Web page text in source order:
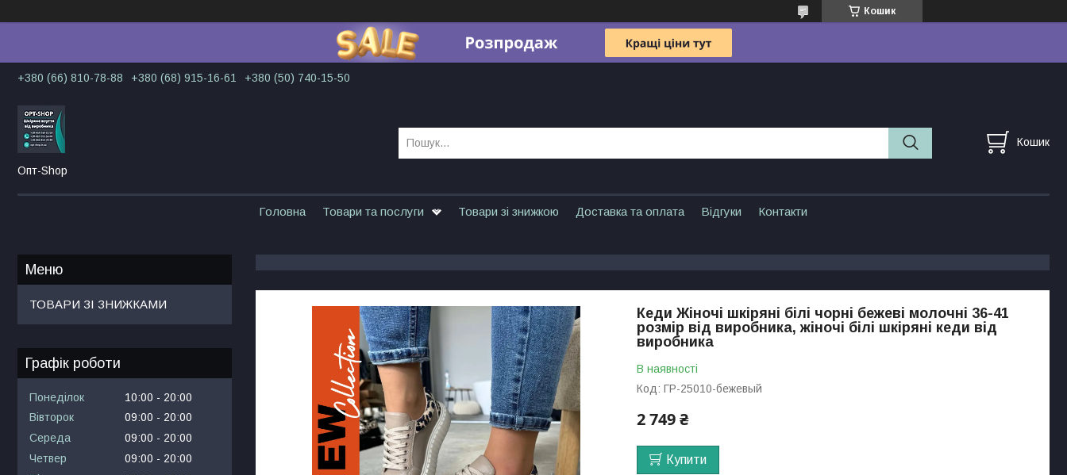
Кошик
+380 (66) 810-78-88 +380 (68) 915-16-61 +380 (50) 740-15-50
Опт-Shop
Кошик
Головна Товари та послуги Товари зі знижкою Доставка та оплата Відгуки Контакти
Кеди Жіночі шкіряні білі чорні бежеві молочні 36-41
розмір від виробника, жіночі білі шкіряні кеди від
виробника
В наявності
Код: ГР-25010-бежевый
2 749 ₴
Купити
ТОВАРИ ЗІ ЗНИЖКАМИ
Графік роботи
Понеділок 10:00
20:00
Вівторок
09:00
20:00
Середа
09:00
20:00
Четвер
09:00
20:00